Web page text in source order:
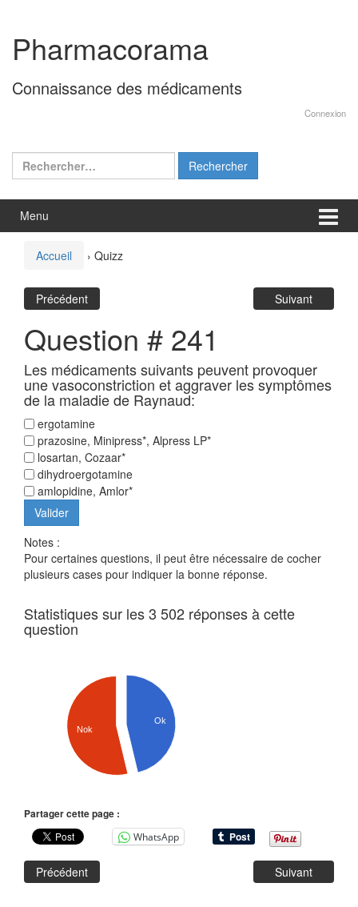
contenu
menu
principal
Pharmacorama
Connaissance des médicaments
Connexion
Rechercher :
Menu
Accueil › Quizz
Précédent Suivant
Question # 241
Les médicaments suivants peuvent provoquer
une vasoconstriction et aggraver les symptômes
de la maladie de Raynaud:
ergotamine
prazosine, Minipress*, Alpress LP*
losartan, Cozaar*
dihydroergotamine
amlopidine, Amlor*
Notes :
Pour certaines questions, il peut être nécessaire de cocher
plusieurs cases pour indiquer la bonne réponse.
Statistiques sur les 3 502 réponses à cette
question
Ok
Nok
Partager cette page :
WhatsApp
Précédent Suivant